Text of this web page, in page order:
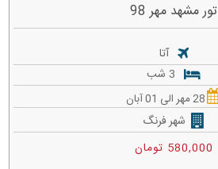
تور مشهد مهر 98
آتا
28 مهر الی 01 آبان
شهر فرنگ
580,000 تومان